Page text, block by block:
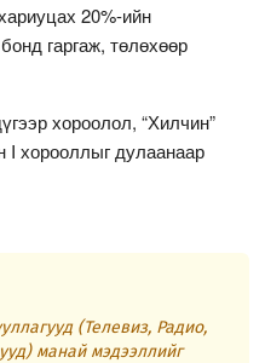
20%-ийн
гаргаж, төлөхөөр
хороолол, “Хилчин”
I хорооллыг дулаанаар
(Телевиз, Радио,
манай мэдээллийг